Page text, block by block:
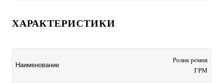
ХАРАКТЕРИСТИКИ
Наименование
Ролик ремня
ГРМ